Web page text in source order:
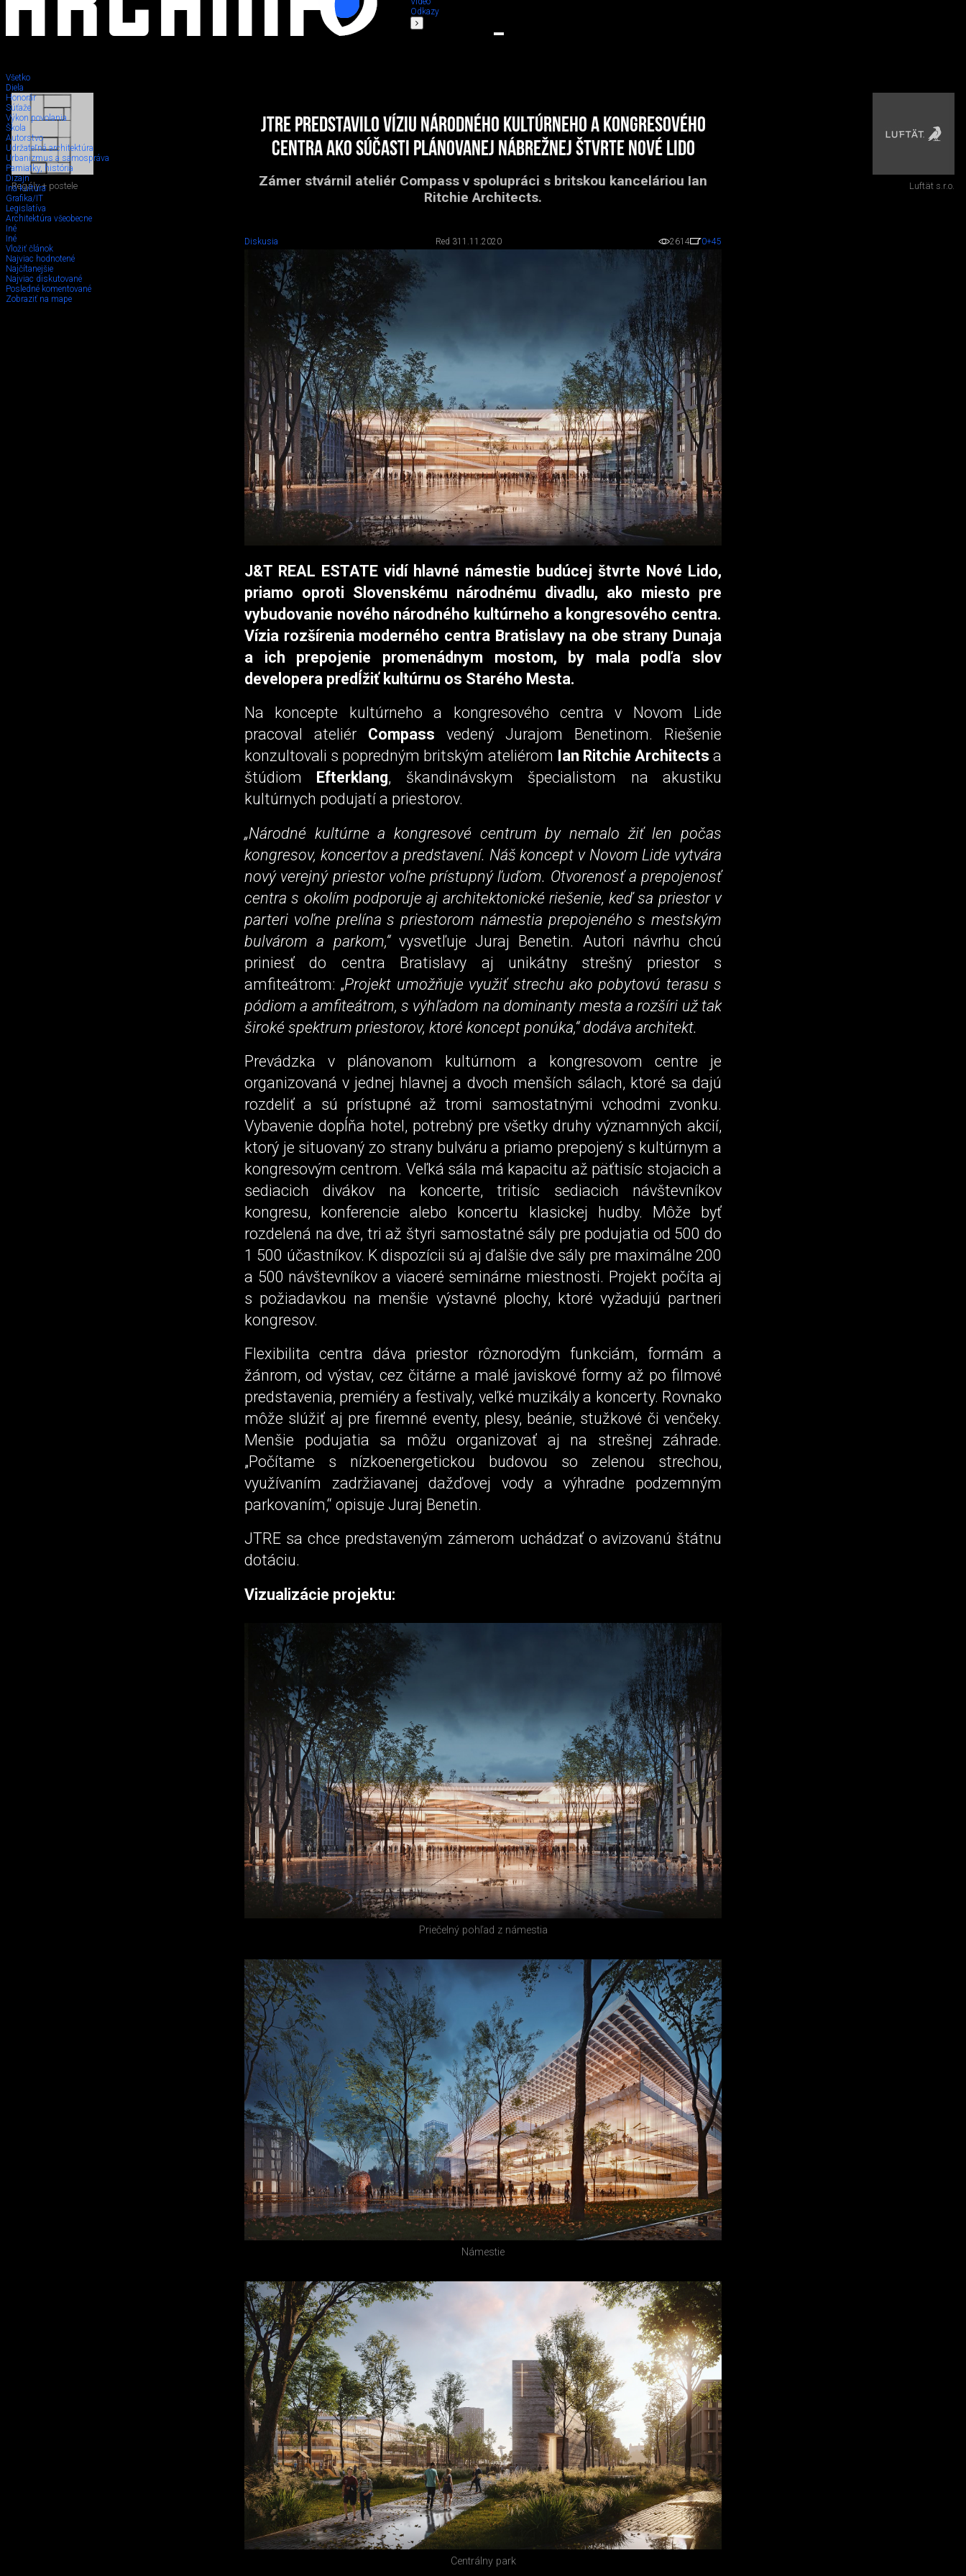
Odkazy
Všetko
Diela
Honorár
Súťaže
Výkon povolania
Škola
Autorstvo
Udržateľná architektúra
Urbanizmus a samospráva
Pamiatky, história
Dizajn
Iná kultúra
Grafika/IT
Legislatíva
Architektúra všeobecne
Iné
Iné
Vložiť článok
Najviac hodnotené
Najčítanejšie
Najviac diskutované
Posledné komentované
Zobraziť na mape
JTRE predstavilo víziu národného kultúrneho a kongresového
centra ako súčasti plánovanej nábrežnej štvrte Nové Lido
Zámer stvárnil ateliér Compass v spolupráci s britskou kanceláriou Ian
Ritchie Architects.
Diskusia Red 311.11.2020 2614 0+45
J&T REAL ESTATE vidí hlavné námestie budúcej štvrte Nové Lido,
priamo oproti Slovenskému národnému divadlu, ako miesto pre
vybudovanie nového národného kultúrneho a kongresového centra.
Vízia rozšírenia moderného centra Bratislavy na obe strany Dunaja
a ich prepojenie promenádnym mostom, by mala podľa slov
developera predĺžiť kultúrnu os Starého Mesta.
Na koncepte kultúrneho a kongresového centra v Novom Lide
pracoval ateliér Compass vedený Jurajom Benetinom. Riešenie
konzultovali s popredným britským ateliérom Ian Ritchie Architects a
štúdiom
Efterklang, škandinávskym špecialistom na akustiku
kultúrnych podujatí a priestorov.
„Národné kultúrne a kongresové centrum by nemalo žiť len počas
kongresov, koncertov a predstavení. Náš koncept v Novom Lide vytvára
nový verejný priestor voľne prístupný ľuďom. Otvorenosť a prepojenosť
centra s okolím podporuje aj architektonické riešenie, keď sa priestor v
parteri voľne prelína s priestorom námestia prepojeného s mestským
bulvárom a parkom,“ vysvetľuje Juraj Benetin. Autori návrhu chcú
priniesť do centra Bratislavy aj unikátny strešný priestor s
amfiteátrom: „Projekt umožňuje využiť strechu ako pobytovú terasu s
pódiom a amfiteátrom, s výhľadom na dominanty mesta a rozšíri už tak
široké spektrum priestorov, ktoré koncept ponúka,“ dodáva architekt.
Prevádzka v plánovanom kultúrnom a kongresovom centre je
organizovaná v jednej hlavnej a dvoch menších sálach, ktoré sa dajú
rozdeliť a sú prístupné až tromi samostatnými vchodmi zvonku.
Vybavenie dopĺňa hotel, potrebný pre všetky druhy významných akcií,
ktorý je situovaný zo strany bulváru a priamo prepojený s kultúrnym a
kongresovým centrom. Veľká sála má kapacitu až päťtisíc stojacich a
sediacich divákov na koncerte, tritisíc sediacich návštevníkov
kongresu, konferencie alebo koncertu klasickej hudby. Môže byť
rozdelená na dve, tri až štyri samostatné sály pre podujatia od 500 do
1 500 účastníkov. K dispozícii sú aj ďalšie dve sály pre maximálne 200
a 500 návštevníkov a viaceré seminárne miestnosti. Projekt počíta aj
s požiadavkou na menšie výstavné plochy, ktoré vyžadujú partneri
kongresov.
Flexibilita centra dáva priestor rôznorodým funkciám, formám a
žánrom, od výstav, cez čitárne a malé javiskové formy až po filmové
predstavenia, premiéry a festivaly, veľké muzikály a koncerty. Rovnako
môže slúžiť aj pre firemné eventy, plesy, beánie, stužkové či venčeky.
Menšie podujatia sa môžu organizovať aj na strešnej záhrade.
„Počítame s nízkoenergetickou budovou so zelenou strechou,
využívaním zadržiavanej dažďovej vody a výhradne podzemným
parkovaním,“ opisuje Juraj Benetin.
JTRE sa chce predstaveným zámerom uchádzať o avizovanú štátnu
dotáciu.
Vizualizácie projektu:
Regály + postele Luftät s.r.o.
Priečelný pohľad z námestia
Námestie
Centrálny park